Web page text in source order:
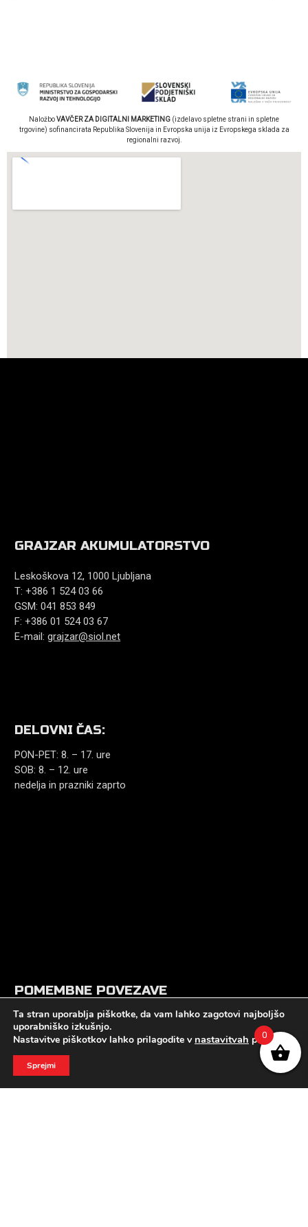
NaložboVAVČER ZA DIGITALNI MARKETING (izdelavo spletne strani in spletne
trgovine) sofinancirata Republika Slovenija in Evropska unija iz Evropskega sklada za
regionalni razvoj.
GRAJZAR AKUMULATORSTVO
Leskoškova 12, 1000 Ljubljana
T: +386 1 524 03 66
GSM: 041 853 849
F: +386 01 524 03 67
E-mail:grajzar@siol.net
DELOVNI ČAS:
PON-PET: 8. – 17. ure
SOB: 8. – 12. ure
nedelja in prazniki zaprto
POMEMBNE POVEZAVE
Pogoji poslovanja
Politika zasebnosti
Reklamacija in vračilo
Ta stran uporablja piškotke, da vam lahko zagotovi najboljšo
uporabniško izkušnjo.
Nastavitve piškotkov lahko prilagodite v nastavitvah piškotkov.
Sprejmi
0